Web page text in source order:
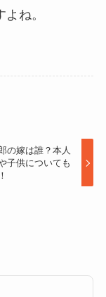
ね。
の嫁は誰？本人
子供についても